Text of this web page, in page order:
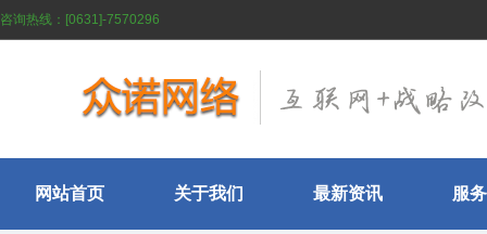
咨询热线：[0631]-7570296
网站首页 关于我们 最新资讯 服